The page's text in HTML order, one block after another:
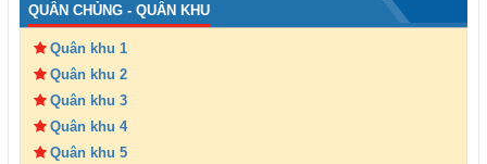
QUÂN CHỦNG - QUÂN KHU
Quân khu 1
Quân khu 2
Quân khu 3
Quân khu 4
Quân khu 5